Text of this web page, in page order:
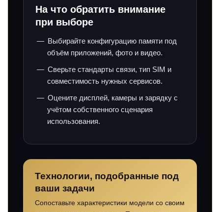
На что обратить внимание
при выборе
Выбирайте конфигурацию памяти под
объём приложений, фото и видео.
Сверьте стандарты связи, тип SIM и
совместимость нужных сервисов.
Оцените дисплей, камеры и зарядку с
учётом собственного сценария
использования.
Технологии, подобранные под
ваши задачи
Сопоставьте характеристики модели со своим